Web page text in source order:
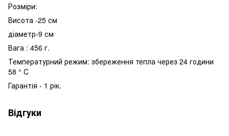
Розміри:
Висота -25 см
діаметр-9 см
Вага : 456 г.
Температурний режим: збереження тепла через 24 години
58 ° C
Гарантія - 1 рік.
Відгуки